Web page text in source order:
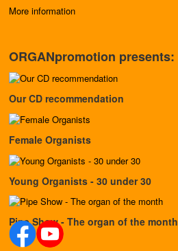
More information
ORGANpromotion presents:
Our CD recommendation
Female Organists
Young Organists - 30 under 30
Pipe Show - The organ of the month